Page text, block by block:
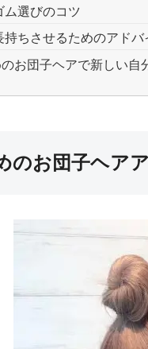
ム選びのコツ
持ちさせるためのアドバ
お団子ヘアで新しい自
のお団子ヘア